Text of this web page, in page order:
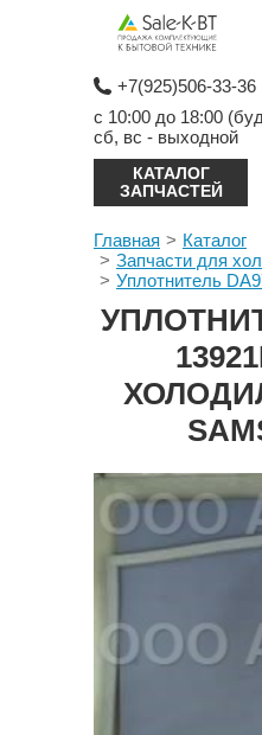
+7(925)506-33-36
с 10:00 до 18:00
сб, вс - выходной
КАТАЛОГ
ЗАПЧАСТЕЙ
Главная
Каталог
Запчасти для
Уплотнитель